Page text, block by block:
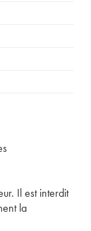
Il est interdit
la